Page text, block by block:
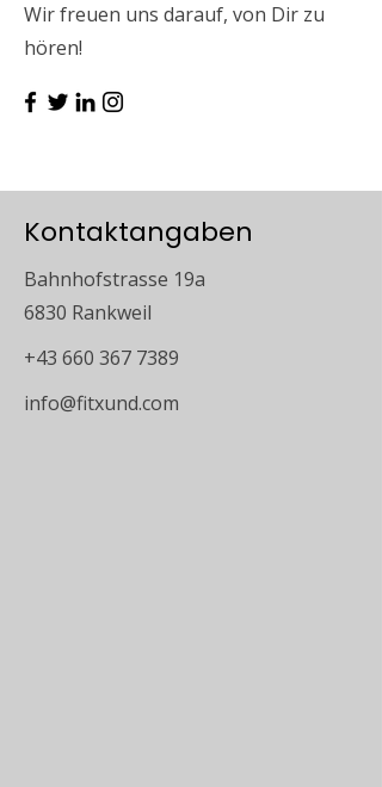
Wir freuen uns darauf, von Dir zu
hören!
Kontaktangaben
Bahnhofstrasse 19a
6830 Rankweil
+43 660 367 7389
info@fitxund.com